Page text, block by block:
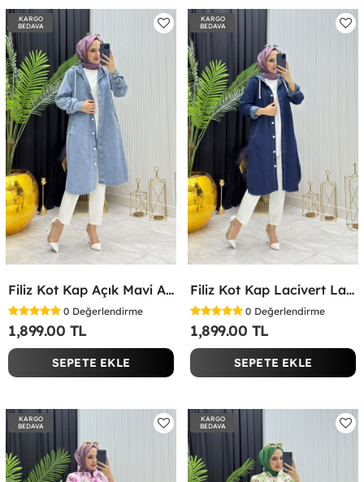
KARGO
BEDAVA
Filiz Kot Kap Açık Mavi Açık Mavi
0 Değerlendirme
1,899.00 TL
SEPETE EKLE
KARGO
BEDAVA
Filiz Kot Kap Lacivert Lacivert
0 Değerlendirme
1,899.00 TL
SEPETE EKLE
KARGO
BEDAVA
KARGO
BEDAVA